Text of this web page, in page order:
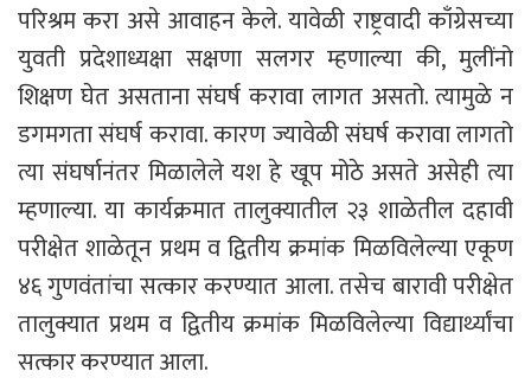
परिश्रम करा असे आवाहन केले. यावेळी राष्ट्रवादी काँग्रेसच्या
युवती प्रदेशाध्यक्षा सक्षणा सलगर म्हणाल्या की, मुलींनो
शिक्षण घेत असताना संघर्ष करावा लागत असतो. त्यामुळे न
डगमगता संघर्ष करावा. कारण ज्यावेळी संघर्ष करावा लागतो
त्या संघर्षानंतर मिळालेले यश हे खूप मोठे असते असेही त्या
म्हणाल्या. या कार्यक्रमात तालुक्यातील २३ शाळेतील दहावी
परीक्षेत शाळेतून प्रथम व द्वितीय क्रमांक मिळविलेल्या एकूण
४६ गुणवंतांचा सत्कार करण्यात आला. तसेच बारावी परीक्षेत
तालुक्यात प्रथम व द्वितीय क्रमांक मिळविलेल्या विद्यार्थ्यांचा
सत्कार करण्यात आला.